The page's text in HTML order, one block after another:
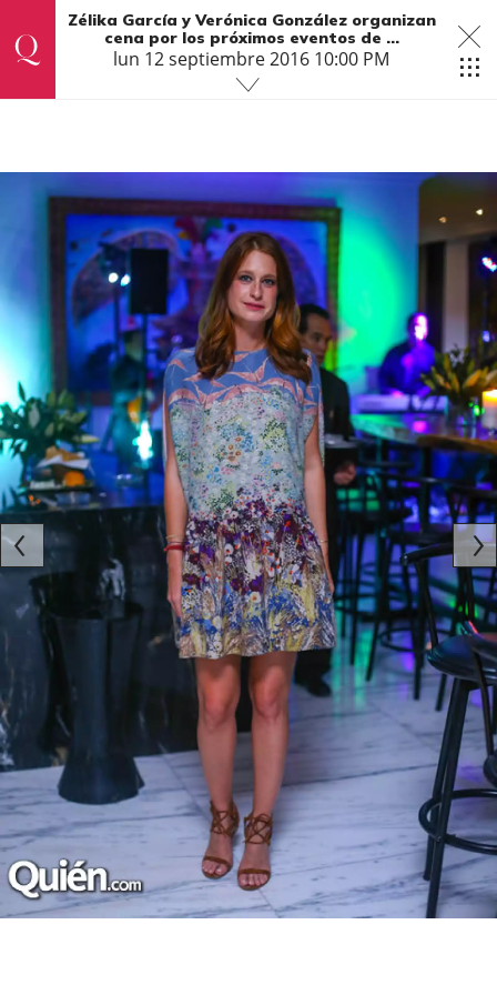
Zélika García y Verónica González organizan
cena por los próximos eventos de ...
lun 12 septiembre 2016 10:00 PM